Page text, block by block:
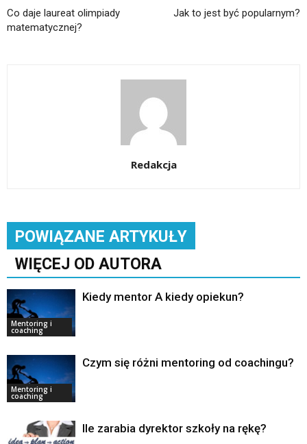
Co daje laureat olimpiady
matematycznej?
Jak to jest być popularnym?
Redakcja
POWIĄZANE ARTYKUŁY
WIĘCEJ OD AUTORA
Mentoring i
coaching
Kiedy mentor A kiedy opiekun?
Mentoring i
coaching
Czym się różni mentoring od coachingu?
Ile zarabia dyrektor szkoły na rękę?